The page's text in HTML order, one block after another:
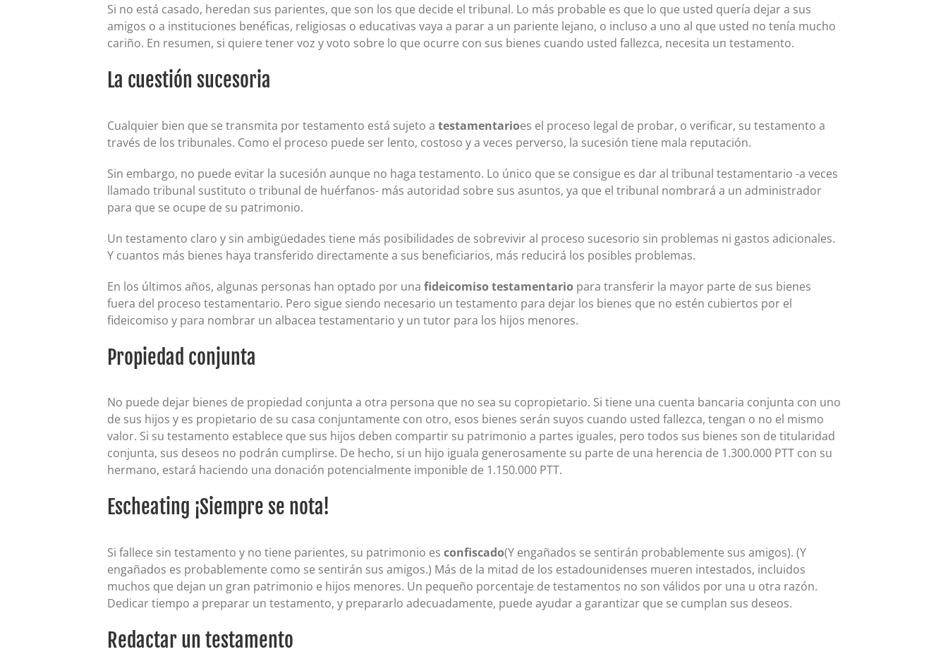
Si no está casado, heredan sus parientes, que son los que decide el tribunal. Lo más probable es que lo que usted quería dejar a sus
amigos o a instituciones benéficas, religiosas o educativas vaya a parar a un pariente lejano, o incluso a uno al que usted no tenía mucho
cariño. En resumen, si quiere tener voz y voto sobre lo que ocurre con sus bienes cuando usted fallezca, necesita un testamento.
La cuestión sucesoria
Cualquier bien que se transmita por testamento está sujeto a testamentarioes el proceso legal de probar, o verificar, su testamento a
través de los tribunales. Como el proceso puede ser lento, costoso y a veces perverso, la sucesión tiene mala reputación.
Sin embargo, no puede evitar la sucesión aunque no haga testamento. Lo único que se consigue es dar al tribunal testamentario -a veces
llamado tribunal sustituto o tribunal de huérfanos- más autoridad sobre sus asuntos, ya que el tribunal nombrará a un administrador
para que se ocupe de su patrimonio.
Un testamento claro y sin ambigüedades tiene más posibilidades de sobrevivir al proceso sucesorio sin problemas ni gastos adicionales.
Y cuantos más bienes haya transferido directamente a sus beneficiarios, más reducirá los posibles problemas.
En los últimos años, algunas personas han optado por una fideicomiso testamentario para transferir la mayor parte de sus bienes
fuera del proceso testamentario. Pero sigue siendo necesario un testamento para dejar los bienes que no estén cubiertos por el
fideicomiso y para nombrar un albacea testamentario y un tutor para los hijos menores.
Propiedad conjunta
No puede dejar bienes de propiedad conjunta a otra persona que no sea su copropietario. Si tiene una cuenta bancaria conjunta con uno
de sus hijos y es propietario de su casa conjuntamente con otro, esos bienes serán suyos cuando usted fallezca, tengan o no el mismo
valor. Si su testamento establece que sus hijos deben compartir su patrimonio a partes iguales, pero todos sus bienes son de titularidad
conjunta, sus deseos no podrán cumplirse. De hecho, si un hijo iguala generosamente su parte de una herencia de 1.300.000 PTT con su
hermano, estará haciendo una donación potencialmente imponible de 1.150.000 PTT.
Escheating ¡Siempre se nota!
Si fallece sin testamento y no tiene parientes, su patrimonio es confiscado(Y engañados se sentirán probablemente sus amigos). (Y
engañados es probablemente como se sentirán sus amigos.) Más de la mitad de los estadounidenses mueren intestados, incluidos
muchos que dejan un gran patrimonio e hijos menores. Un pequeño porcentaje de testamentos no son válidos por una u otra razón.
Dedicar tiempo a preparar un testamento, y prepararlo adecuadamente, puede ayudar a garantizar que se cumplan sus deseos.
Redactar un testamento